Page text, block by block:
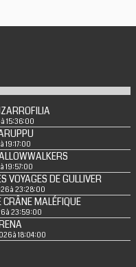
15:36:00
19:17:00
19:57:00
VOYAGES DE GULLIVER
à 23:28:00
CRÂNE MALÉFIQUE
à 23:59:00
à 18:04:00